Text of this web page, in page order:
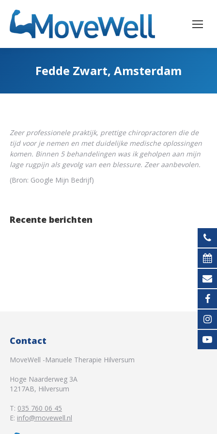
Fedde Zwart, Amsterdam
Zeer professionele praktijk, prettige chiropractoren die de
tijd voor je nemen en met duidelijke medische oplossingen
komen. Binnen 5 behandelingen was ik geholpen aan mijn
lage rugpijn als gevolg van een blessure. Zeer aanbevolen.
(Bron: Google Mijn Bedrijf)
Recente berichten
Contact
MoveWell -Manuele Therapie Hilversum
Hoge Naarderweg 3A
1217AB, Hilversum
T: 035 760 06 45
E: info@movewell.nl